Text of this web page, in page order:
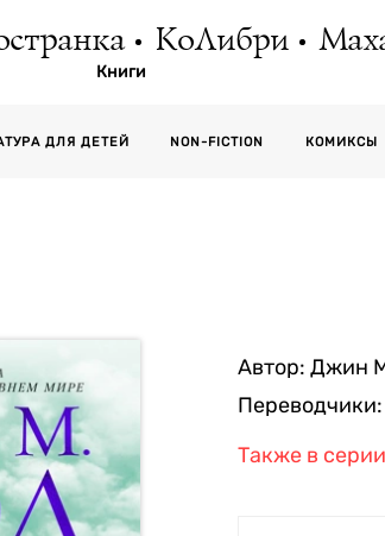
КоЛибри
Книги
ДЛЯ ДЕТЕЙ NON-FICTION КОМИКСЫ
Автор: Джин
Переводчики:
Также в серии